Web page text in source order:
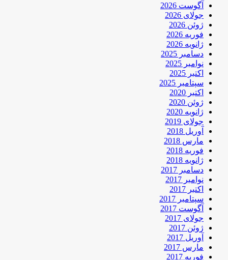
آگوست 2026
جولای 2026
ژوئن 2026
فوریه 2026
ژانویه 2026
دسامبر 2025
نوامبر 2025
اکتبر 2025
سپتامبر 2025
اکتبر 2020
ژوئن 2020
ژانویه 2020
جولای 2019
آوریل 2018
مارس 2018
فوریه 2018
ژانویه 2018
دسامبر 2017
نوامبر 2017
اکتبر 2017
سپتامبر 2017
آگوست 2017
جولای 2017
ژوئن 2017
آوریل 2017
مارس 2017
فوریه 2017